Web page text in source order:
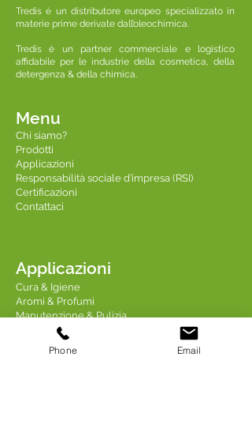
Tredis è un distributore europeo specializzato in
materie prime derivate dall’oleochimica.
Tredis è un partner commerciale e logistico
affidabile per le industrie della cosmetica, della
detergenza & della chimica.
Chi siamo?
Prodotti
Applicazioni
Responsabilità sociale d’impresa (RSI)
Certificazioni
Contattaci
Menu
Applicazioni
Cura & Igiene
Aromi & Profumi
Manutenzione & Pulizia
Industria & Chimica
Cura & Nutrizione degli animali
Phone Email